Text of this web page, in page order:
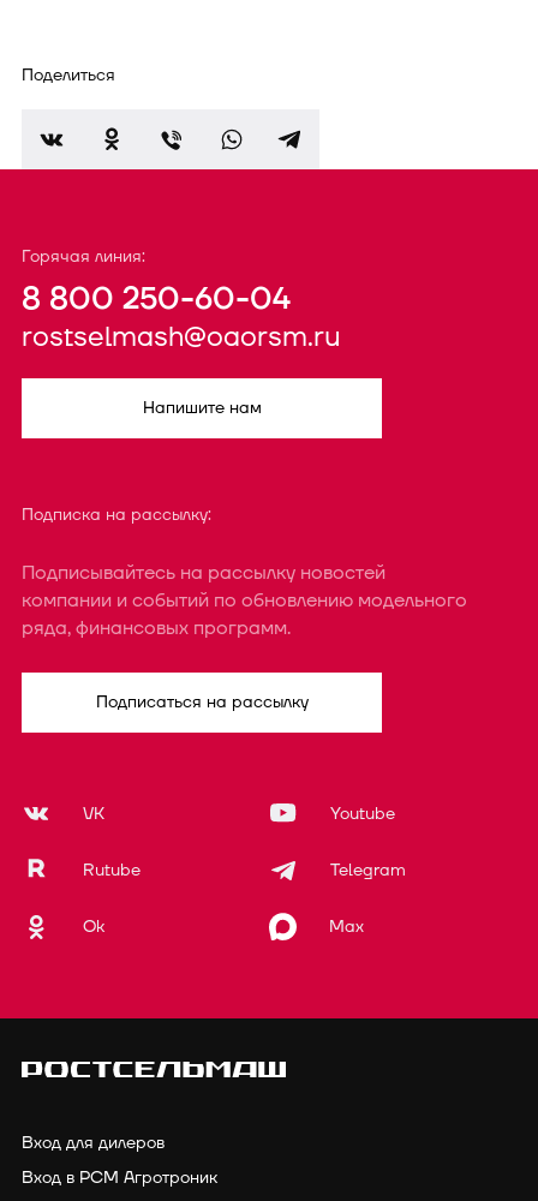
Поделиться
Горячая линия:
8 800 250-60-04
rostselmash@oaorsm.ru
Напишите нам
Подписка на рассылку:
Подписывайтесь на рассылку новостей
компании и событий по обновлению модельного
ряда, финансовых программ.
Подписаться на рассылку
VK Youtube
Rutube Telegram
Ok Max
Вход для дилеров
Вход в РСМ Агротроник